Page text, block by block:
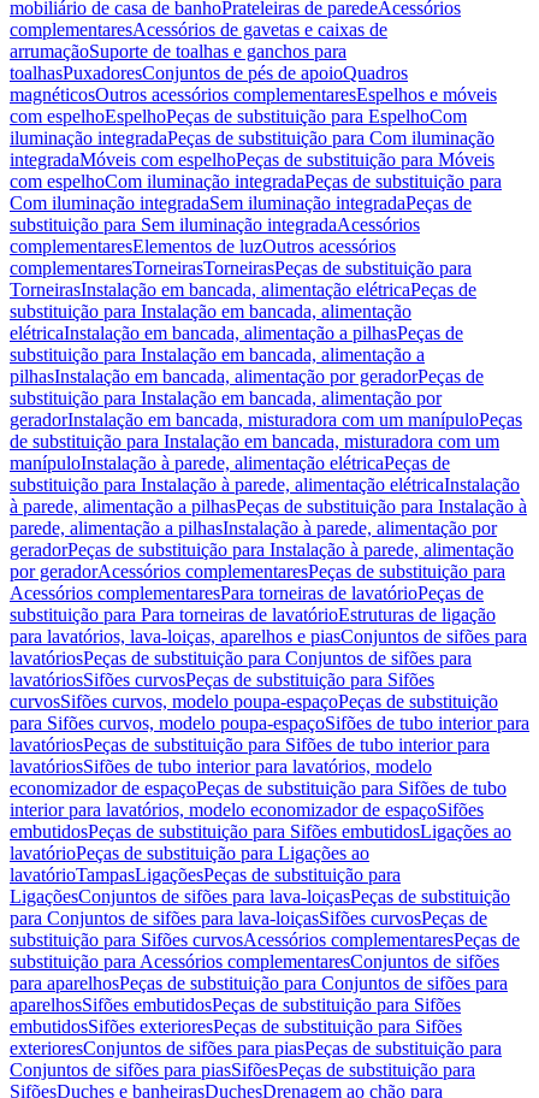
mobiliário de casa de banhoPrateleiras de paredeAcessórios
complementaresAcessórios de gavetas e caixas de
arrumaçãoSuporte de toalhas e ganchos para
toalhasPuxadoresConjuntos de pés de apoioQuadros
magnéticosOutros acessórios complementaresEspelhos e móveis
com espelhoEspelhoPeças de substituição para EspelhoCom
iluminação integradaPeças de substituição para Com iluminação
integradaMóveis com espelhoPeças de substituição para Móveis
com espelhoCom iluminação integradaPeças de substituição para
Com iluminação integradaSem iluminação integradaPeças de
substituição para Sem iluminação integradaAcessórios
complementaresElementos de luzOutros acessórios
complementaresTorneirasTorneirasPeças de substituição para
TorneirasInstalação em bancada, alimentação elétricaPeças de
substituição para Instalação em bancada, alimentação
elétricaInstalação em bancada, alimentação a pilhasPeças de
substituição para Instalação em bancada, alimentação a
pilhasInstalação em bancada, alimentação por geradorPeças de
substituição para Instalação em bancada, alimentação por
geradorInstalação em bancada, misturadora com um manípuloPeças
de substituição para Instalação em bancada, misturadora com um
manípuloInstalação à parede, alimentação elétricaPeças de
substituição para Instalação à parede, alimentação elétricaInstalação
à parede, alimentação a pilhasPeças de substituição para Instalação à
parede, alimentação a pilhasInstalação à parede, alimentação por
geradorPeças de substituição para Instalação à parede, alimentação
por geradorAcessórios complementaresPeças de substituição para
Acessórios complementaresPara torneiras de lavatórioPeças de
substituição para Para torneiras de lavatórioEstruturas de ligação
para lavatórios, lava-loiças, aparelhos e piasConjuntos de sifões para
lavatóriosPeças de substituição para Conjuntos de sifões para
lavatóriosSifões curvosPeças de substituição para Sifões
curvosSifões curvos, modelo poupa-espaçoPeças de substituição
para Sifões curvos, modelo poupa-espaçoSifões de tubo interior para
lavatóriosPeças de substituição para Sifões de tubo interior para
lavatóriosSifões de tubo interior para lavatórios, modelo
economizador de espaçoPeças de substituição para Sifões de tubo
interior para lavatórios, modelo economizador de espaçoSifões
embutidosPeças de substituição para Sifões embutidosLigações ao
lavatórioPeças de substituição para Ligações ao
lavatórioTampasLigaçõesPeças de substituição para
LigaçõesConjuntos de sifões para lava-loiçasPeças de substituição
para Conjuntos de sifões para lava-loiçasSifões curvosPeças de
substituição para Sifões curvosAcessórios complementaresPeças de
substituição para Acessórios complementaresConjuntos de sifões
para aparelhosPeças de substituição para Conjuntos de sifões para
aparelhosSifões embutidosPeças de substituição para Sifões
embutidosSifões exterioresPeças de substituição para Sifões
exterioresConjuntos de sifões para piasPeças de substituição para
Conjuntos de sifões para piasSifõesPeças de substituição para
SifõesDuches e banheirasDuchesDrenagem ao chão para